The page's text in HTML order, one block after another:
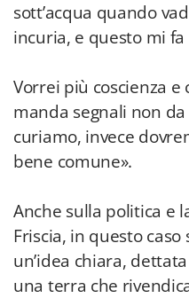
sott’acqua quando
incuria, e questo mi
Vorrei più coscienza e
manda segnali non
curiamo, invece
bene comune».
Anche sulla politica e
Friscia, in questo
un’idea chiara,
una terra che